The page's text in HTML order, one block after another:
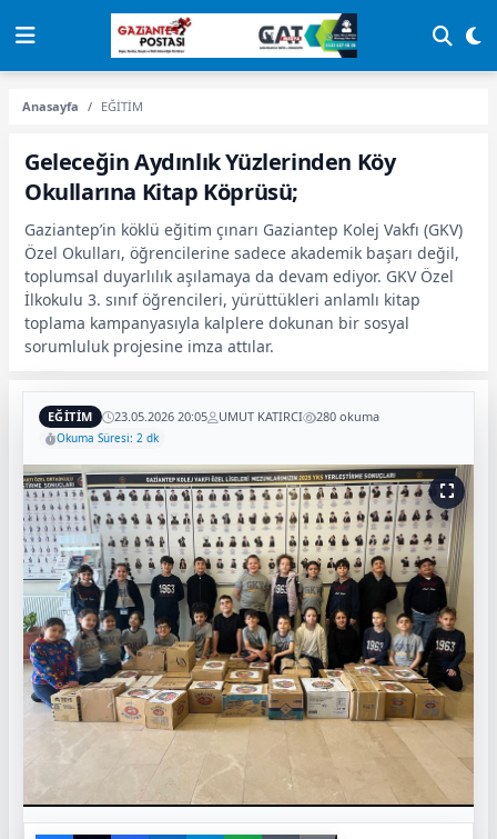
Anasayfa EĞİTİM
Geleceğin Aydınlık Yüzlerinden Köy
Okullarına Kitap Köprüsü;
Gaziantep’in köklü eğitim çınarı Gaziantep Kolej Vakfı (GKV)
Özel Okulları, öğrencilerine sadece akademik başarı değil,
toplumsal duyarlılık aşılamaya da devam ediyor. GKV Özel
İlkokulu 3. sınıf öğrencileri, yürüttükleri anlamlı kitap
toplama kampanyasıyla kalplere dokunan bir sosyal
sorumluluk projesine imza attılar.
EĞİTİM 23.05.2026 20:05 UMUT KATIRCI 280 okuma
Okuma Süresi: 2 dk